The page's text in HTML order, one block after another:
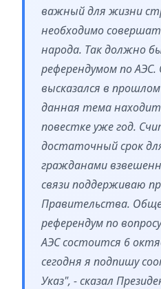
важный для жизни
необходимо
народа. Так должно
референдумом по АЭС.
высказался в
данная тема
повестке уже год.
достаточный срок
гражданами
связи поддерживаю
Правительства.
референдум по
АЭС состоится 6
сегодня я подпишу
Указ", - сказал